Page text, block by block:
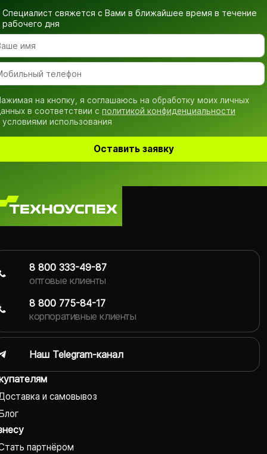
Специалист свяжется с Вами в ближайшее время в течение
рабочего дня
на кнопку, я соглашаюсь на обработку моих личных
в соответствии с политикой конфиденциальности
условиями использования
Оставить заявку
и самовывоз
партнёром
8 800 333-49-87
оптовые клиенты
8 800 775-84-17
корпоративные клиенты
Наш Telegram-канал